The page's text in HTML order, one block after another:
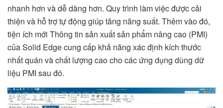
nhanh hơn và dễ dàng hơn. Quy trình làm việc được cải
thiện và hỗ trợ tự động giúp tăng năng suất. Thêm vào đó,
tiện ích mới Thông tin sản xuất sản phẩm nâng cao (PMI)
của Solid Edge cung cấp khả năng xác định kích thước
nhất quán và chất lượng cao cho các ứng dụng dùng dữ
liệu PMI sau đó.